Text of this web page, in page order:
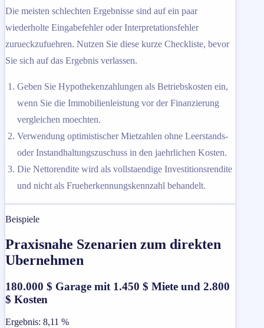
Die meisten schlechten Ergebnisse sind auf ein paar
wiederholte Eingabefehler oder Interpretationsfehler
zurueckzufuehren. Nutzen Sie diese kurze Checkliste, bevor
Sie sich auf das Ergebnis verlassen.
Geben Sie Hypothekenzahlungen als Betriebskosten ein,
wenn Sie die Immobilienleistung vor der Finanzierung
vergleichen moechten.
Verwendung optimistischer Mietzahlen ohne Leerstands-
oder Instandhaltungszuschuss in den jaehrlichen Kosten.
Die Nettorendite wird als vollstaendige Investitionsrendite
und nicht als Frueherkennungskennzahl behandelt.
Beispiele
Praxisnahe Szenarien zum direkten
Ubernehmen
180.000 $ Garage mit 1.450 $ Miete und 2.800
$ Kosten
Ergebnis: 8,11 %